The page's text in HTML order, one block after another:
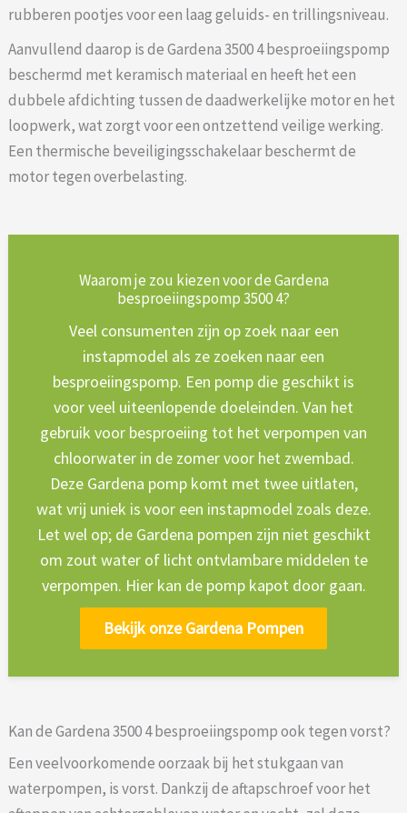
rubberen pootjes voor een laag geluids- en trillingsniveau.
Aanvullend daarop is de Gardena 3500 4 besproeiingspomp
beschermd met keramisch materiaal en heeft het een
dubbele afdichting tussen de daadwerkelijke motor en het
loopwerk, wat zorgt voor een ontzettend veilige werking.
Een thermische beveiligingsschakelaar beschermt de
motor tegen overbelasting.
Waarom je zou kiezen voor de Gardena
besproeiingspomp 3500 4?
Veel consumenten zijn op zoek naar een
instapmodel als ze zoeken naar een
besproeiingspomp. Een pomp die geschikt is
voor veel uiteenlopende doeleinden. Van het
gebruik voor besproeiing tot het verpompen van
chloorwater in de zomer voor het zwembad.
Deze Gardena pomp komt met twee uitlaten,
wat vrij uniek is voor een instapmodel zoals deze.
Let wel op; de Gardena pompen zijn niet geschikt
om zout water of licht ontvlambare middelen te
verpompen. Hier kan de pomp kapot door gaan.
Bekijk onze Gardena Pompen
Kan de Gardena 3500 4 besproeiingspomp ook tegen vorst?
Een veelvoorkomende oorzaak bij het stukgaan van
waterpompen, is vorst. Dankzij de aftapschroef voor het